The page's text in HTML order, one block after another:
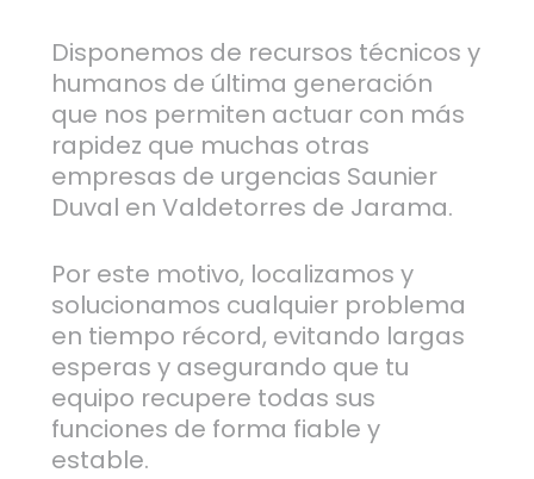
Disponemos de recursos técnicos y
humanos de última generación
que nos permiten actuar con más
rapidez que muchas otras
empresas de urgencias Saunier
Duval en Valdetorres de Jarama.
Por este motivo, localizamos y
solucionamos cualquier problema
en tiempo récord, evitando largas
esperas y asegurando que tu
equipo recupere todas sus
funciones de forma fiable y
estable.